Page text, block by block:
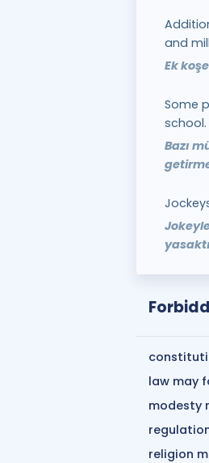
and
Ek
Some
school.
Bazı
law may
modesty
religion